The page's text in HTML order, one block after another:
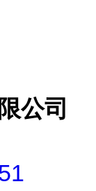
公司